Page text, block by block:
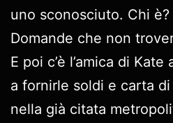
uno sconosciuto. Chi
Domande che non
E poi c’è l’amica di
a fornirle soldi e carta
nella già citata